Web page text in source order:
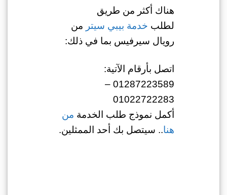
هناك أكثر من طريق
لطلب خدمة بيبي سيتر من
رويال سيرفيس بما في ذلك:
اتصل بأرقام الآتية:
01287223589 –
01022722283
أكمل نموذج طلب الخدمة من
هنا.. سيتصل بك أحد الممثلين.